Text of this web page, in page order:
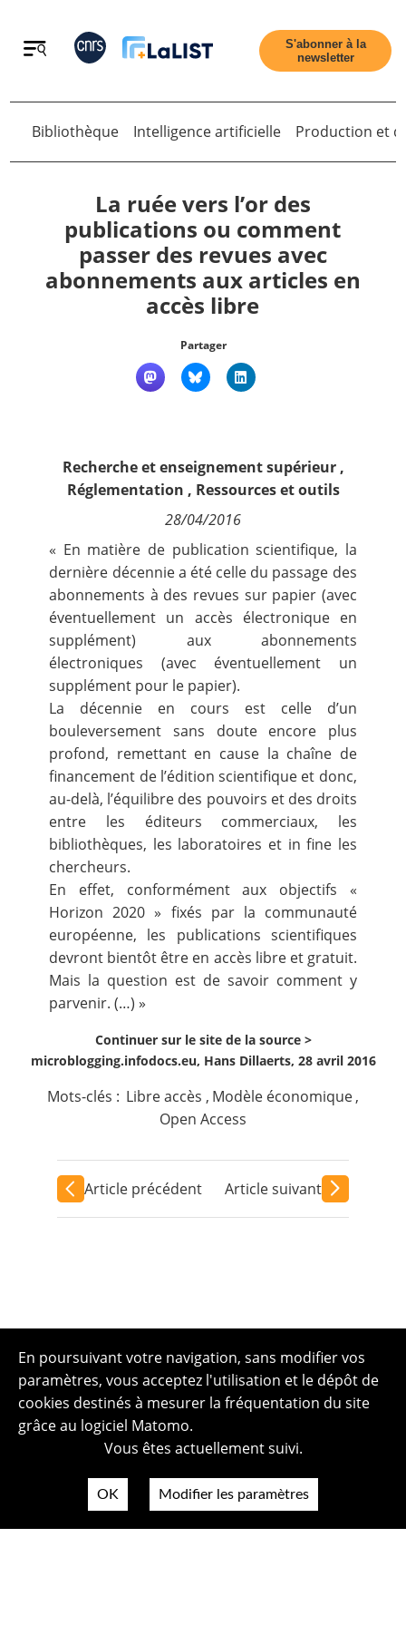
Retour
Qui sommes nous ?
Nous suivre
S'abonner à la
newsletter
Retour
Bibliothèque Intelligence artificielle Production et
La ruée vers l’or des
publications ou comment
passer des revues avec
abonnements aux articles en
accès libre
Partager
Recherche et enseignement supérieur,
Réglementation , Ressources et outils
28/04/2016
« En matière de publication scientifique, la
dernière décennie a été celle du passage des
abonnements à des revues sur papier (avec
éventuellement un accès électronique en
supplément) aux abonnements
électroniques (avec éventuellement un
supplément pour le papier).
La décennie en cours est celle d’un
bouleversement sans doute encore plus
profond, remettant en cause la chaîne de
financement de l’édition scientifique et donc,
au-delà, l’équilibre des pouvoirs et des droits
entre les éditeurs commerciaux, les
bibliothèques, les laboratoires et in fine les
chercheurs.
En effet, conformément aux objectifs «
Horizon 2020 » fixés par la communauté
européenne, les publications scientifiques
devront bientôt être en accès libre et gratuit.
Mais la question est de savoir comment y
parvenir. (…) »
Continuer sur le site de la source >
microblogging.infodocs.eu, Hans Dillaerts, 28 avril 2016
Mots-clés : Libre accès , Modèle économique,
Open Access
Article précédent Article suivant
En poursuivant votre navigation, sans modifier vos
paramètres, vous acceptez l'utilisation et le dépôt de
cookies destinés à mesurer la fréquentation du site
grâce au logiciel Matomo.
Vous êtes actuellement suivi.
OK Modifier les paramètres